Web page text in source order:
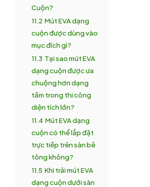
Cuộn?
11.2 Mút EVA dạng
cuộn được dùng vào
mục đích gì?
11.3 Tại sao mút EVA
dạng cuộn được ưa
chuộng hơn dạng
tấm trong thi công
diện tích lớn?
11.4 Mút EVA dạng
cuộn có thể lắp đặt
trực tiếp trên sàn bê
tông không?
11.5 Khi trải mút EVA
dạng cuộn dưới sàn